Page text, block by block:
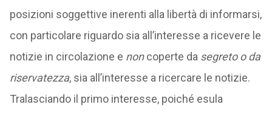
posizioni soggettive inerenti alla libertà di informarsi,
con particolare riguardo sia all’interesse a ricevere le
notizie in circolazione e noncoperte da segreto o da
riservatezza, sia all’interesse a ricercare le notizie.
Tralasciando il primo interesse, poiché esula